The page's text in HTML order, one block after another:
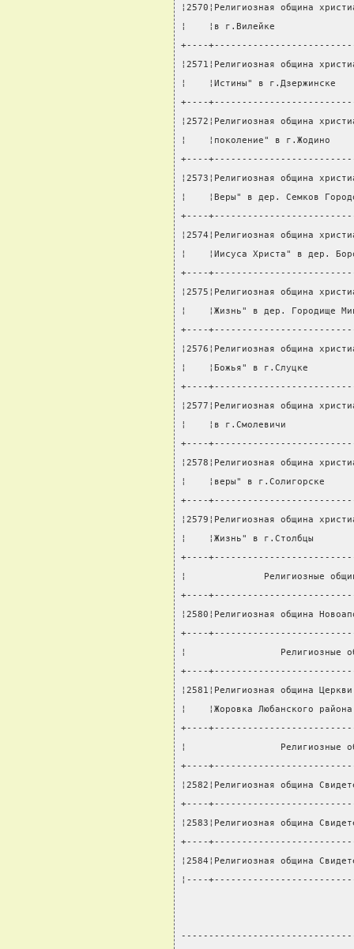
¦2570¦Религиозная община
¦    ¦в г.Вилейке
+----
¦2571¦Религиозная община
¦    ¦Истины" в
+----
¦2572¦Религиозная община
¦    ¦поколение" в
+----
¦2573¦Религиозная община
¦    ¦Веры" в дер. Семков
+----
¦2574¦Религиозная община
¦    ¦Иисуса Христа" в дер.
+----
¦2575¦Религиозная община
¦    ¦Жизнь" в дер.
+----
¦2576¦Религиозная община
¦    ¦Божья" в
+----
¦2577¦Религиозная община
¦    ¦в г.Смолевичи
+----
¦2578¦Религиозная община
¦    ¦веры" в
+----
¦2579¦Религиозная община
¦    ¦Жизнь" в
+----
¦              Религиозные
+----
¦2580¦Религиозная община
+----
¦                 Религиозные
+----
¦2581¦Религиозная община
¦    ¦Жоровка
+----
¦                 Религиозные
+----
¦2582¦Религиозная община
+----
¦2583¦Религиозная община
+----
¦2584¦Религиозная община
¦----